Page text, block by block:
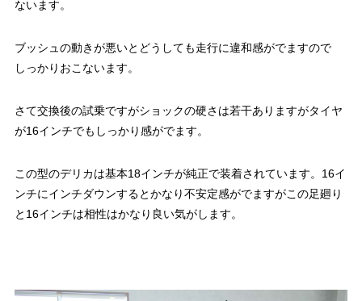
ないます。
ブッシュの動きが悪いとどうしても走行に違和感がでますので
しっかりおこないます。
さて交換後の試乗ですがショックの硬さは若干ありますがタイヤ
が16インチでもしっかり感がでます。
この型のデリカは基本18インチが純正で装着されています。16イ
ンチにインチダウンするとかなり不安定感がでますがこの足廻り
と16インチは相性はかなり良い気がします。